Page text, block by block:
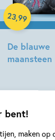
bent!
maken op
De blauwe
maansteen
23,99